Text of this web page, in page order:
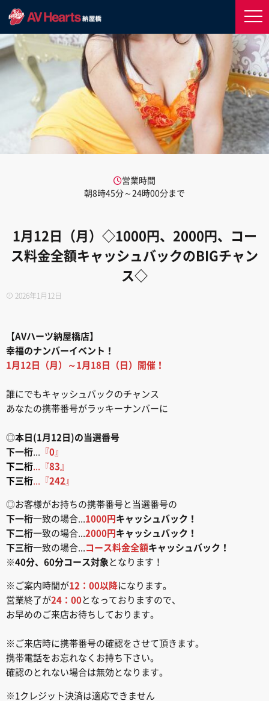
営業時間
朝8時45分～24時00分まで
1月12日（月）◇1000円、2000円、コー
ス料金全額キャッシュバックのBIGチャン
ス◇
2026年1月12日
【AVハーツ納屋橋店】
幸福のナンバーイベント！
1月12日（月）～1月18日（日）開催！
誰にでもキャッシュバックのチャンス
あなたの携帯番号がラッキーナンバーに
◎本日(1月12日)の当選番号
下一桁... 『0 』
下二桁...『83 』
下三桁...『242 』
◎お客様がお持ちの携帯番号と当選番号の
下一桁一致の場合...1000円 キャッシュバック！
下二桁一致の場合...2000円 キャッシュバック！
下三桁一致の場合... コース料金全額キャッシュバック！
※40分、60分コース対象 となります！
※ご案内時間が12：00以降になります。
営業終了が24：00となっておりますので、
お早めのご来店お待ちしております。
※ご来店時に携帯番号の確認をさせて頂きます。
携帯電話をお忘れなくお持ち下さい。
確認のとれない場合は無効となります。
※1クレジット決済は適応できません